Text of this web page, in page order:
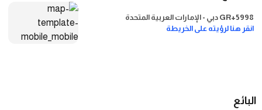
5998+GR دبي - الإمارات العربية المتحدة
انقر هنا لرؤيته على الخريطة
البائع